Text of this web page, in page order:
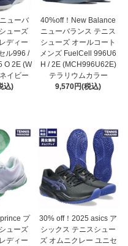
ューバ
ューズ
ディー
ル996 /
O 2E (W
イビー
込)
40%off！New Balance
ニューバランス テニス
シューズ オールコート
メンズ FuelCell 996U6
H / 2E (MCH996U62E)
テラリウムカラー
9,570円(税込)
プ
ューズ
ディー
30% off！2025 asics ア
シックス テニスシュー
ズ オムニクレー ユニセ